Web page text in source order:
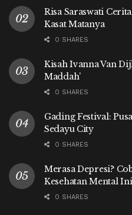
Risa Saraswati
Kasat Matanya
0 SHARES
Kisah Ivanna Van
Maddah’
0 SHARES
Gading Festival:
Sedayu City
0 SHARES
Merasa Depresi?
Kesehatan Mental
0 SHARES